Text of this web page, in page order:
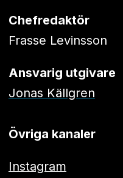
Chefredaktör
Frasse Levinsson
Ansvarig utgivare
Jonas Källgren
Övriga kanaler
Instagram